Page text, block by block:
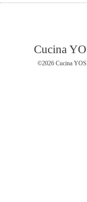
Cucina
©2026 Cucina